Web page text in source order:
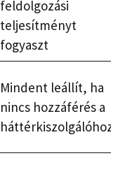
feldolgozási
teljesítményt
fogyaszt
Mindent leállít, ha
nincs hozzáférés a
háttérkiszolgálóhoz